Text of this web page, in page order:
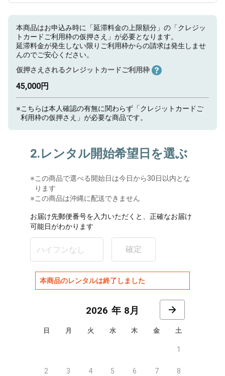
本商品はお申込み時に「延滞料金の上限額分」の「クレジッ
トカードご利用枠の仮押さえ」が必要となります。
延滞料金が発生しない限りご利用枠からの請求は発生しませ
んのでご安心ください。
仮押さえされるクレジットカードご利用枠
45,000円
※こちらは本人確認の有無に関わらず「クレジットカードご
利用枠の仮押さえ」が必要な商品です。
2.レンタル開始希望日を選ぶ
※この商品で選べる開始日は今日から30日以内とな
ります
※この商品は沖縄に配送できません
お届け先郵便番号を入力いただくと、正確なお届け
可能日がわかります
確定
本商品のレンタルは終了しました
8月
日 月 火 水 木 金 土
1
2 3 4 5 6 7 8